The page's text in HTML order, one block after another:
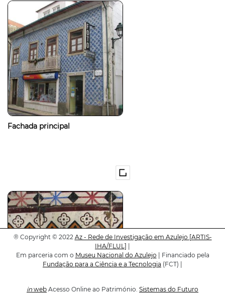
Fachada principal
® Copyright © 2022 Az - Rede de Investigação em Azulejo [ARTIS-
IHA/FLUL]
Em parceria com o Museu Nacional do Azulejo | Financiado pela
Fundação para a Ciência e a Tecnologia (FCT) |
in web Acesso Online ao Património. Sistemas do Futuro